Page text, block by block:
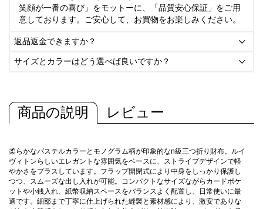
笑顔が一番の喜び」をモットーに、「品質安心保証」をご用
意しております。ご安心して、お買物をお楽しみください。
返品返金できますか？ 
サイズとカラーはどう選べば良いですか？ 
商品の説明 レビュー
柔らかなパステルカラーとモノグラム柄が印象的なn級三つ折り財布。ルイ
ヴィトンらしいエレガントな雰囲気をベースに、ストライプデザインで軽
やかさをプラスしています。フラップ開閉式により中身をしっかり保護し
つつ、スムーズな出し入れが可能。コンパクトなサイズながらカードポケ
ットや小銭入れ、紙幣収納スペースをバランスよく配置し、日常使いに最
適です。細部まで丁寧に仕上げられた縫製と素材感により、激安でありな